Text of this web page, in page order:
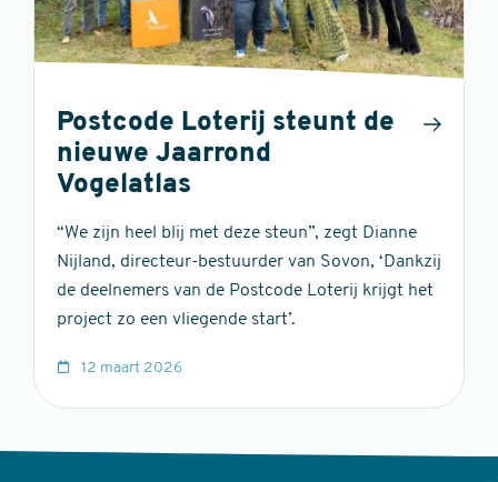
Postcode Loterij steunt de
nieuwe Jaarrond
Vogelatlas
“We zijn heel blij met deze steun”, zegt Dianne
Nijland, directeur-bestuurder van Sovon, ‘Dankzij
de deelnemers van de Postcode Loterij krijgt het
project zo een vliegende start’.
12 maart 2026